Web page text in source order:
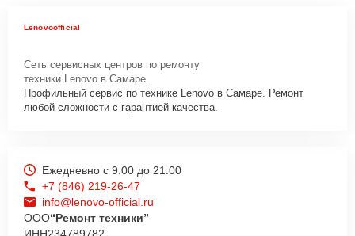
Lenovoofficial
Сеть сервисных центров по ремонту
техники Lenovo в Самаре.
Профильный сервис по технике Lenovo в Самаре. Ремонт
любой сложности с гарантией качества.
Ежедневно с 9:00 до 21:00
+7 (846) 219-26-47
info@lenovo-official.ru
ООО“Ремонт техники”
ИНН234789782